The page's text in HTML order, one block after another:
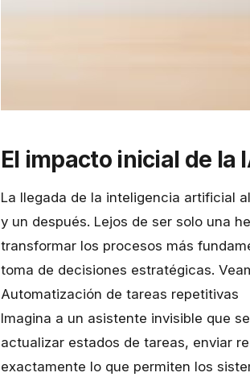
El impacto inicial de la
La llegada de la inteligencia artificial
y un después. Lejos de ser solo una
transformar los procesos más
toma de decisiones estratégicas.
Automatización de tareas repetitivas
Imagina a un asistente invisible que
actualizar estados de tareas, enviar
exactamente lo que permiten los